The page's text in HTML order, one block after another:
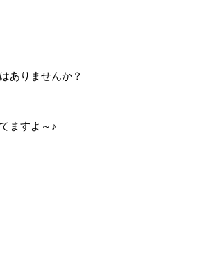
ありませんか？
ますよ～♪